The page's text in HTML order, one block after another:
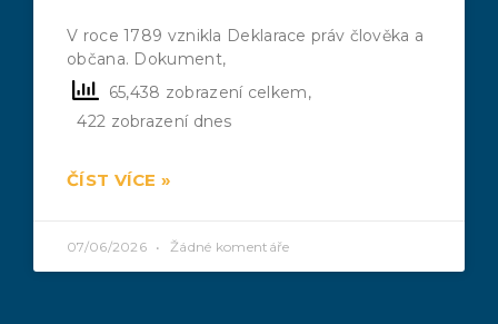
V roce 1789 vznikla Deklarace práv člověka a
občana. Dokument,
65,438 zobrazení celkem,
422 zobrazení dnes
ČÍST VÍCE »
07/06/2026 Žádné komentáře